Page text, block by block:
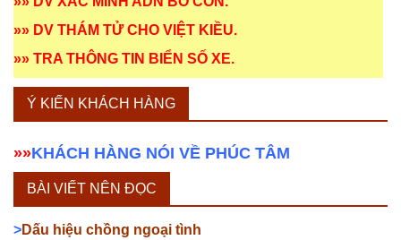
»» DV THÁM TỬ CHO VIỆT KIỀU.
»» TRA THÔNG TIN BIỂN SỐ XE.
Ý KIẾN KHÁCH HÀNG
»»KHÁCH HÀNG NÓI VỀ PHÚC TÂM
BÀI VIẾT NÊN ĐỌC
>Dấu hiệu chồng ngoại tình